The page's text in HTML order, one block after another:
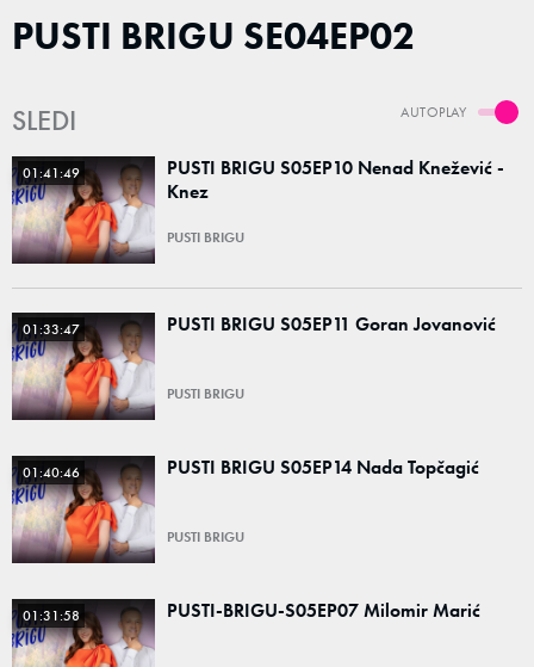
PUSTI BRIGU SE04EP02
AUTOPLAY
SLEDI
01:41:49
PUSTI BRIGU S05EP10 Nenad Knežević -
Knez
PUSTI BRIGU
01:33:47 PUSTI BRIGU S05EP11 Goran Jovanović
PUSTI BRIGU
01:40:46 PUSTI BRIGU S05EP14 Nada Topčagić
PUSTI BRIGU
01:31:58 PUSTI-BRIGU-S05EP07 Milomir Marić